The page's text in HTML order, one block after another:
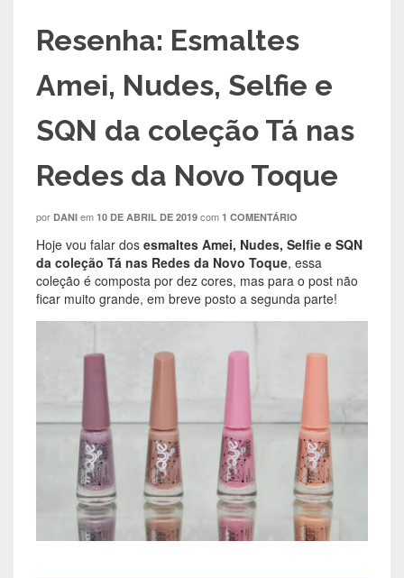
Resenha: Esmaltes
Amei, Nudes, Selfie e
SQN da coleção Tá nas
Redes da Novo Toque
por DANI em 10 DE ABRIL DE 2019 com 1 COMENTÁRIO
Hoje vou falar dos esmaltes Amei, Nudes, Selfie e SQN
da coleção Tá nas Redes da Novo Toque, essa
coleção é composta por dez cores, mas para o post não
ficar muito grande, em breve posto a segunda parte!